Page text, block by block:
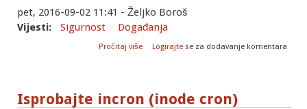
pet, 2016-09-02 11:41 - Željko Boroš
Vijesti:
Sigurnost Događanja
Pročitaj više o Konferencija FSec 2016 u Varaždinu
Logirajte se za dodavanje komentara
Isprobajte incron (inode cron)